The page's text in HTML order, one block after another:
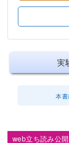
実
本
web立ち読み公